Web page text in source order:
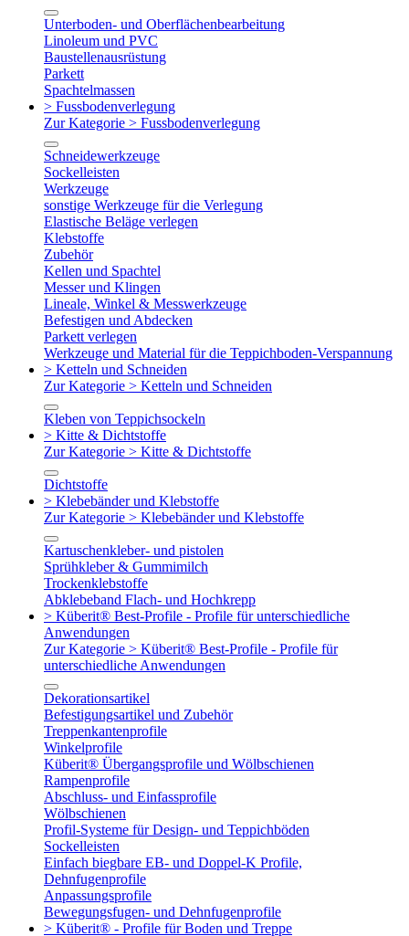
Unterboden- und Oberflächenbearbeitung
Linoleum und PVC
Baustellenausrüstung
Parkett
Spachtelmassen
> Fussbodenverlegung
Zur Kategorie > Fussbodenverlegung
Schneidewerkzeuge
Sockelleisten
Werkzeuge
sonstige Werkzeuge für die Verlegung
Elastische Beläge verlegen
Klebstoffe
Zubehör
Kellen und Spachtel
Messer und Klingen
Lineale, Winkel & Messwerkzeuge
Befestigen und Abdecken
Parkett verlegen
Werkzeuge und Material für die Teppichboden-Verspannung
> Ketteln und Schneiden
Zur Kategorie > Ketteln und Schneiden
Kleben von Teppichsockeln
> Kitte & Dichtstoffe
Zur Kategorie > Kitte & Dichtstoffe
Dichtstoffe
> Klebebänder und Klebstoffe
Zur Kategorie > Klebebänder und Klebstoffe
Kartuschenkleber- und pistolen
Sprühkleber & Gummimilch
Trockenklebstoffe
Abklebeband Flach- und Hochkrepp
> Küberit® Best-Profile - Profile für unterschiedliche
Anwendungen
Zur Kategorie > Küberit® Best-Profile - Profile für
unterschiedliche Anwendungen
Dekorationsartikel
Befestigungsartikel und Zubehör
Treppenkantenprofile
Winkelprofile
Küberit® Übergangsprofile und Wölbschienen
Rampenprofile
Abschluss- und Einfassprofile
Wölbschienen
Profil-Systeme für Design- und Teppichböden
Sockelleisten
Einfach biegbare EB- und Doppel-K Profile,
Dehnfugenprofile
Anpassungsprofile
Bewegungsfugen- und Dehnfugenprofile
> Küberit® - Profile für Boden und Treppe